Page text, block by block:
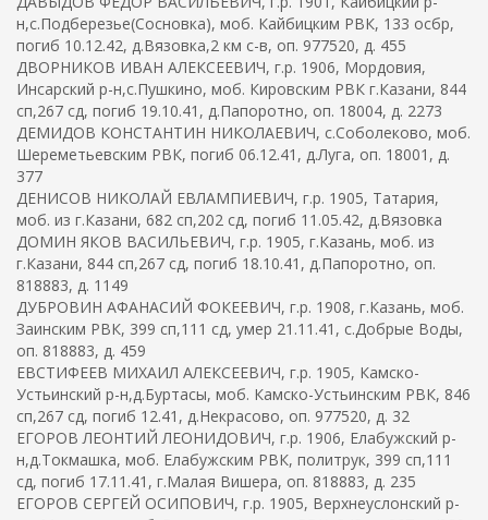
н,с.Подберезье(Сосновка), моб. Кайбицким РВК, 133 осбр,
погиб 10.12.42, д.Вязовка,2 км с-в, оп. 977520, д. 455
ДВОРНИКОВ ИВАН АЛЕКСЕЕВИЧ, г.р. 1906, Мордовия,
Инсарский р-н,с.Пушкино, моб. Кировским РВК г.Казани, 844
сп,267 сд, погиб 19.10.41, д.Папоротно, оп. 18004, д. 2273
ДЕМИДОВ КОНСТАНТИН НИКОЛАЕВИЧ, с.Соболеково, моб.
Шереметьевским РВК, погиб 06.12.41, д.Луга, оп. 18001, д.
377
ДЕНИСОВ НИКОЛАЙ ЕВЛАМПИЕВИЧ, г.р. 1905, Татария,
моб. из г.Казани, 682 сп,202 сд, погиб 11.05.42, д.Вязовка
ДОМИН ЯКОВ ВАСИЛЬЕВИЧ, г.р. 1905, г.Казань, моб. из
г.Казани, 844 сп,267 сд, погиб 18.10.41, д.Папоротно, оп.
818883, д. 1149
ДУБРОВИН АФАНАСИЙ ФОКЕЕВИЧ, г.р. 1908, г.Казань, моб.
Заинским РВК, 399 сп,111 сд, умер 21.11.41, с.Добрые Воды,
оп. 818883, д. 459
ЕВСТИФЕЕВ МИХАИЛ АЛЕКСЕЕВИЧ, г.р. 1905, Камско-
Устьинский р-н,д.Буртасы, моб. Камско-Устьинским РВК, 846
сп,267 сд, погиб 12.41, д.Некрасово, оп. 977520, д. 32
ЕГОРОВ ЛЕОНТИЙ ЛЕОНИДОВИЧ, г.р. 1906, Елабужский р-
н,д.Токмашка, моб. Елабужским РВК, политрук, 399 сп,111
сд, погиб 17.11.41, г.Малая Вишера, оп. 818883, д. 235
ЕГОРОВ СЕРГЕЙ ОСИПОВИЧ, г.р. 1905, Верхнеуслонский р-